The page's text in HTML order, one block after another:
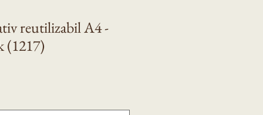
reutilizabil A4 -
(1217)